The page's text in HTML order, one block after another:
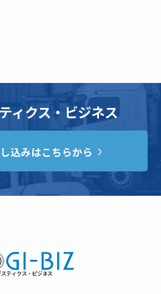
ィクス・ビジネス
込みはこちらから